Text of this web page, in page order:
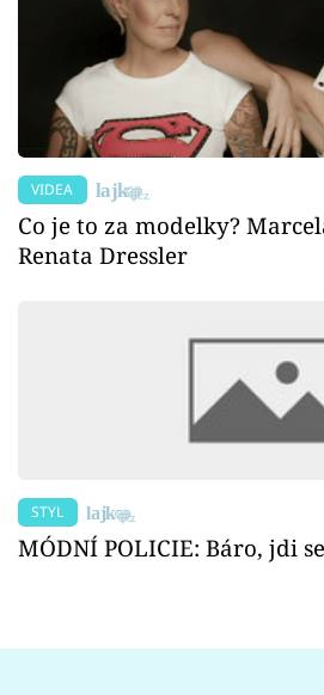
VIDEA
Co je to za modelky?
Renata Dressler
STYL
MÓDNÍ POLICIE: Báro, jdi